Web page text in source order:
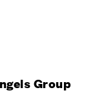
Group